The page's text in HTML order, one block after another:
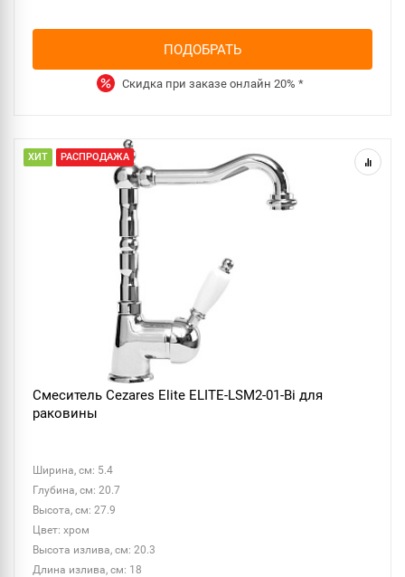
ПОДОБРАТЬ
Скидка при заказе онлайн 20% *
ХИТ РАСПРОДАЖА
Смеситель Cezares Elite ELITE-LSM2-01-Bi для
раковины
Ширина, см: 5.4
Глубина, см: 20.7
Высота, см: 27.9
Цвет: хром
Высота излива, см: 20.3
Длина излива, см: 18